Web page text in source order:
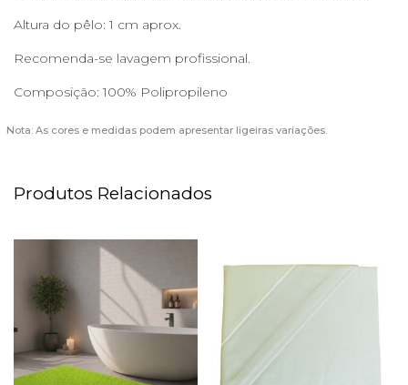
Altura do pêlo: 1 cm aprox.
Recomenda-se lavagem profissional.
Composição: 100% Polipropileno
Nota: As cores e medidas podem apresentar ligeiras variações.
Produtos Relacionados